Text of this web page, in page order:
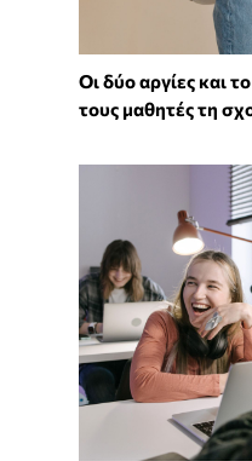
Οι δύο αργίες και
τους μαθητές τη